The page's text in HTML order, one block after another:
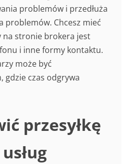
problemów i przedłuża
problemów. Chcesz mieć
na stronie brokera jest
i inne formy kontaktu.
może być
gdzie czas odgrywa
przesyłkę